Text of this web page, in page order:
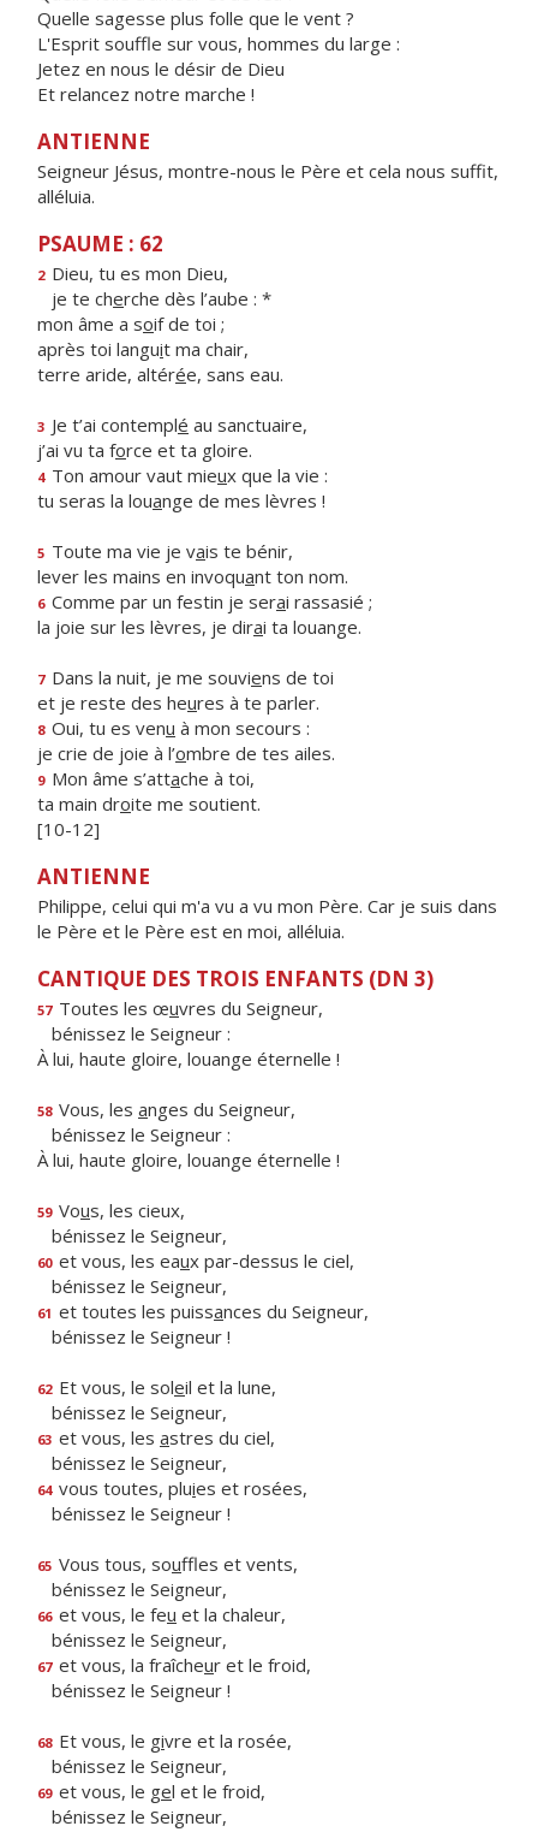
Quelle sagesse plus folle que le vent ?
L'Esprit souffle sur vous, hommes du large :
Jetez en nous le désir de Dieu
Et relancez notre marche !
ANTIENNE
Seigneur Jésus, montre-nous le Père et cela nous suffit,
alléluia.
PSAUME : 62
2 Dieu, tu es mon Dieu,
je te cherche dès l’aube : *
mon âme a soif de toi ;
après toi languit ma chair,
terre aride, altérée, sans eau.
3 Je t’ai contemplé au sanctuaire,
j’ai vu ta force et ta gloire.
4 Ton amour vaut mieux que la vie :
tu seras la louange de mes lèvres !
5 Toute ma vie je vais te bénir,
lever les mains en invoquant ton nom.
6 Comme par un festin je serai rassasié ;
la joie sur les lèvres, je dirai ta louange.
7 Dans la nuit, je me souviens de toi
et je reste des heures à te parler.
8 Oui, tu es venu à mon secours :
je crie de joie à l’ombre de tes ailes.
9 Mon âme s’attache à toi,
ta main droite me soutient.
[10-12]
ANTIENNE
Philippe, celui qui m'a vu a vu mon Père. Car je suis dans
le Père et le Père est en moi, alléluia.
CANTIQUE DES TROIS ENFANTS (DN 3)
57 Toutes les œuvres du Seigneur,
bénissez le Seigneur :
À lui, haute gloire, louange éternelle !
58 Vous, les anges du Seigneur,
bénissez le Seigneur :
À lui, haute gloire, louange éternelle !
59 Vous, les cieux,
bénissez le Seigneur,
60 et vous, les eaux par-dessus le ciel,
bénissez le Seigneur,
61 et toutes les puissances du Seigneur,
bénissez le Seigneur !
62 Et vous, le soleil et la lune,
bénissez le Seigneur,
63 et vous, les astres du ciel,
bénissez le Seigneur,
64 vous toutes, pluies et rosées,
bénissez le Seigneur !
65 Vous tous, souffles et vents,
bénissez le Seigneur,
66 et vous, le feu et la chaleur,
bénissez le Seigneur,
67 et vous, la fraîcheur et le froid,
bénissez le Seigneur !
68 Et vous, le givre et la rosée,
bénissez le Seigneur,
69 et vous, le gel et le froid,
bénissez le Seigneur,